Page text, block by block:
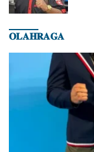
𝐎𝐋𝐀𝐇𝐑𝐀𝐆𝐀